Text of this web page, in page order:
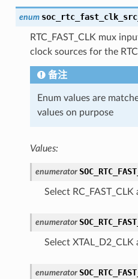
enum
RTC_FAST_CLK mux
clock sources for the
备注
Enum values are
values on purpose
Values:
enumerator
Select RC_FAST_CLK
enumerator
Select XTAL_D2_CLK
enumerator